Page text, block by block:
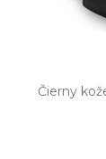
Čierny